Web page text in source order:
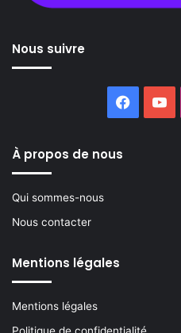
Nous suivre
À propos de nous
Qui sommes-nous
Nous contacter
Mentions légales
Mentions légales